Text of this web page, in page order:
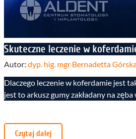
Skuteczne leczenie w
Autor: dyp. hig. mgr Bernadetta
Dlaczego leczenie w koferdamie jest
jest to arkusz gumy zakładany na
Czytaj dalej